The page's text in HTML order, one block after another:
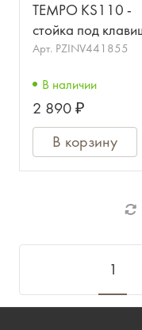
TEMPO KS110 -
стойка под
защелкой
Арт. PZINV441855
В наличии
2 890 ₽
В корзину
1